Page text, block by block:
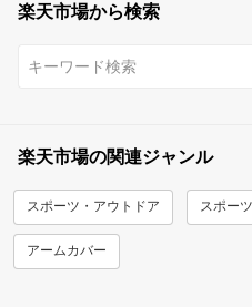
楽天市場から検索
楽天市場の関連ジャンル
スポーツ・アウトドア スポー
アームカバー